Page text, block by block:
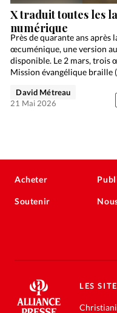
X traduit toutes les
numérique
Près de quarante ans après
œcuménique, une version
disponible. Le 2 mars, trois
Mission évangélique braille
David Métreau
21 Mai 2026
Acheter
Soutenir
LES